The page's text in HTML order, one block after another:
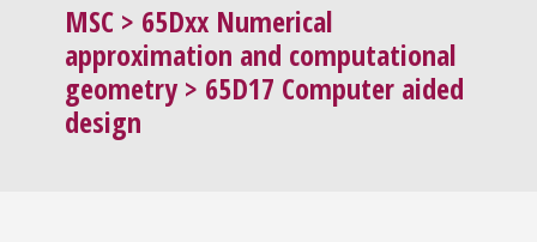
MSC > 65Dxx Numerical
approximation and computational
geometry > 65D17 Computer aided
design